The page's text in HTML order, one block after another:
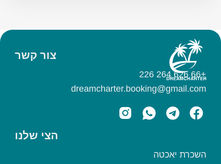
הצי שלנו
השכרת יאכטה
צור קשר
+66 626 264 226
dreamcharter.booking@gmail.com